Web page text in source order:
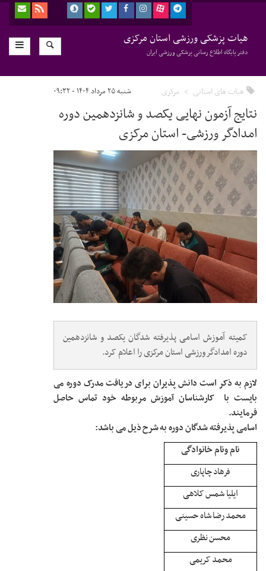
هیات پزشکی ورزشی استان مرکزی
دفتر پایگاه اطلاع رسانی پزشکی ورزشی ایران
هیات های استانی مرکزی شنبه ۲۵ مرداد ۱۴۰۴ - ۰۹:۳۲
نتایج آزمون نهایی یکصد و شانزدهمین دوره
امدادگر ورزشی- استان مرکزی
کمیته آموزش اسامی پذیرفته شدگان یکصد و شانزدهمین
دوره امدادگر ورزشی استان مرکزی را اعلام کرد.
لازم به ذکر است دانش پذیران برای دریافت مدرک دوره می
بایست با کارشناسان آموزش مربوطه خود تماس حاصل
فرمایند.
اسامی پذیرفته شدگان دوره به شرح ذیل می باشد:
نام ونام خانوادگی
فرهاد چاپاری
ایلیا شمس کلاهی
محمد رضا شاه حسینی
محسن نظری
محمد کریمی